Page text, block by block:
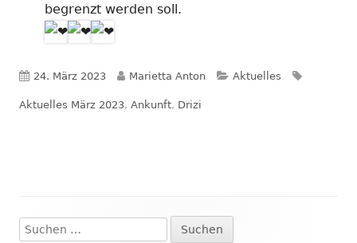
begrenzt werden soll.
Veröffentlicht
am
24. März 2023 Autor
Marietta Anton Kategorien
Aktuelles
Aktuelles März 2023, Ankunft, Drizi
Haupt-
Suchen